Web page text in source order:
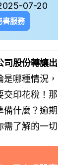
07-20
書服務
司股份轉讓
是哪種情況
交印花稅！
備什麼？逾
了解的一切